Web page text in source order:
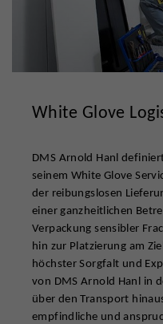
White Glove
DMS Arnold Hanl
seinem White Glove
der reibungslosen
einer ganzheitlichen
Verpackung sensibler
hin zur Platzierung am
höchster Sorgfalt und
von DMS Arnold Hanl in
über den Transport
empfindliche und